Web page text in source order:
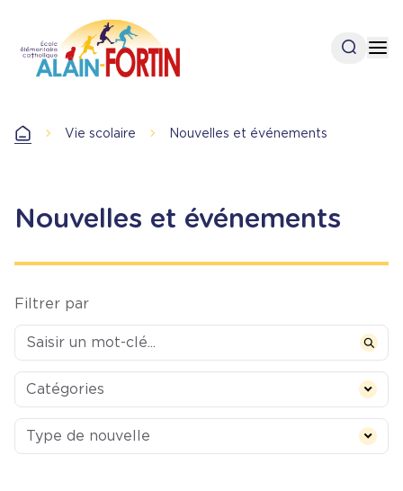
contenu
principal
Open
Accueil Vie scolaire Nouvelles et événements
Nouvelles et événements
Filtrer par
Categories
Catégories
Type de nouvelle
Type de nouvelle